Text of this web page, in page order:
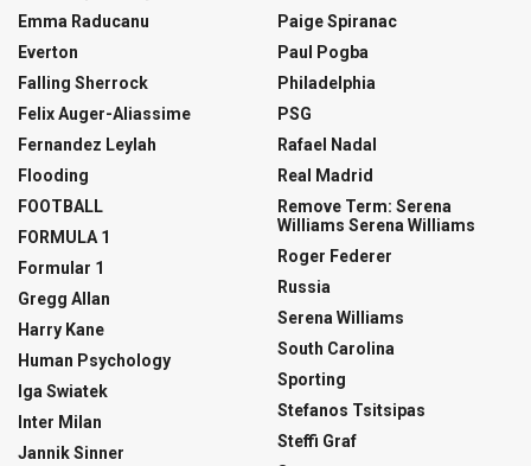
Emma Raducanu
Everton
Falling Sherrock
Felix Auger-Aliassime
Fernandez Leylah
Flooding
FOOTBALL
FORMULA 1
Formular 1
Gregg Allan
Harry Kane
Human Psychology
Iga Swiatek
Inter Milan
Jannik Sinner
Paige Spiranac
Paul Pogba
Philadelphia
PSG
Rafael Nadal
Real Madrid
Remove Term: Serena
Williams Serena Williams
Roger Federer
Russia
Serena Williams
South Carolina
Sporting
Stefanos Tsitsipas
Steffi Graf